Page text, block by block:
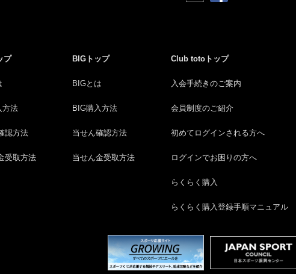
プ
方法
認方法
受取方法
BIGトップ
BIGとは
BIG購入方法
当せん確認方法
当せん金受取方法
Club totoトップ
入会手続きのご案内
会員制度のご紹介
初めてログインされる方へ
ログインでお困りの方へ
らくらく購入
らくらく購入登録手順マニュアル